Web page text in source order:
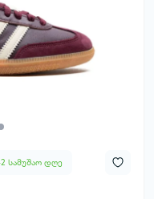
სამუშაო დღე